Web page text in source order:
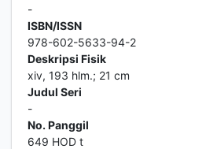
-
ISBN/ISSN
978-602-5633-94-2
Deskripsi Fisik
xiv, 193 hlm.; 21 cm
Judul Seri
-
No. Panggil
649 HOD t